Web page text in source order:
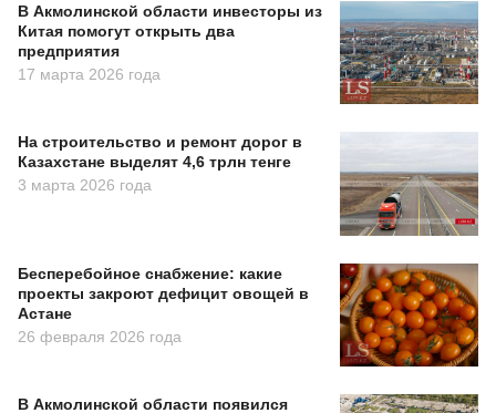
В Акмолинской области инвесторы из
Китая помогут открыть два
предприятия
17 марта 2026 года
На строительство и ремонт дорог в
Казахстане выделят 4,6 трлн тенге
3 марта 2026 года
Бесперебойное снабжение: какие
проекты закроют дефицит овощей в
Астане
26 февраля 2026 года
В Акмолинской области появился